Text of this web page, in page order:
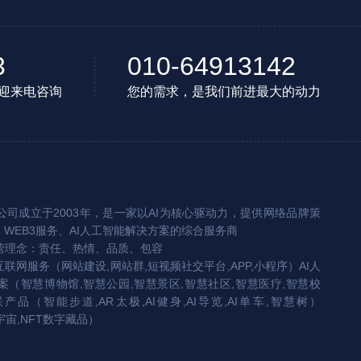
来电咨询
010-64913142
您的需求，是我们前进最大的动力
司成立于2003年，是一家以AI为核心驱动力，提供网络品牌策
服务、AI人工智能解决方案的综合服务商
理念：责任、热情、品质、包容
网服务（网站建设,网站群,短视频社交平台,APP,小程序）AI人
（智慧博物馆,智慧公园,智慧景区,智慧社区,智慧医疗,智慧校
品（智能步道,AR太极,AI健身,AI导览,AI单车,智慧树）
,NFT数字藏品）